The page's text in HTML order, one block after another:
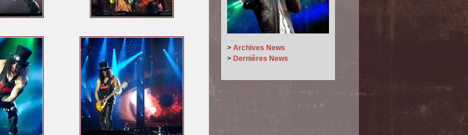
> Archives News
> Dernières News